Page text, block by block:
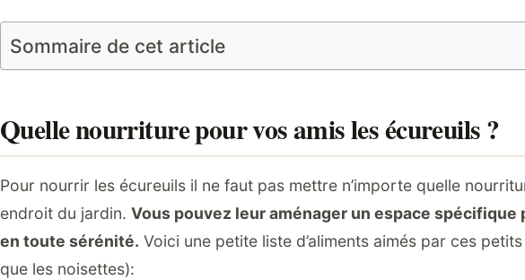
Sommaire de cet article
Quelle nourriture pour vos amis les écureuils ?
Pour nourrir les écureuils il ne faut pas mettre n’importe quelle
endroit du jardin. Vous pouvez leur aménager un espace spécifique
en toute sérénité. Voici une petite liste d’aliments aimés par ces
que les noisettes):